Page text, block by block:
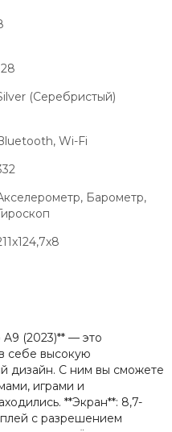
(Серебристый)
Wi-Fi
Барометр,
(2023)** — это
себе высокую
дизайн. С ним вы сможете
играми и
**Экран**: 8,7-
с разрешением